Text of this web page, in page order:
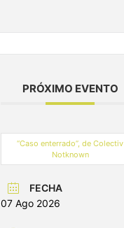
PRÓXIMO EVENTO
“Caso enterrado”, de Colectiv
Notknown
FECHA
07 Ago 2026